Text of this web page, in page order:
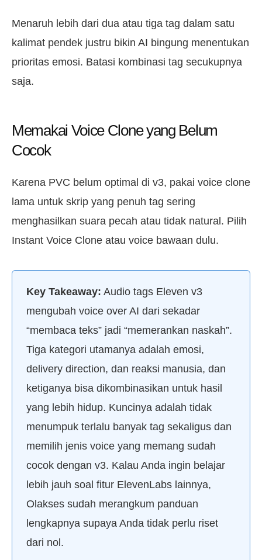
Menaruh lebih dari dua atau tiga tag dalam satu
kalimat pendek justru bikin AI bingung menentukan
prioritas emosi. Batasi kombinasi tag secukupnya
saja.
Memakai Voice Clone yang Belum
Cocok
Karena PVC belum optimal di v3, pakai voice clone
lama untuk skrip yang penuh tag sering
menghasilkan suara pecah atau tidak natural. Pilih
Instant Voice Clone atau voice bawaan dulu.
Key Takeaway: Audio tags Eleven v3
mengubah voice over AI dari sekadar
“membaca teks” jadi “memerankan naskah”.
Tiga kategori utamanya adalah emosi,
delivery direction, dan reaksi manusia, dan
ketiganya bisa dikombinasikan untuk hasil
yang lebih hidup. Kuncinya adalah tidak
menumpuk terlalu banyak tag sekaligus dan
memilih jenis voice yang memang sudah
cocok dengan v3. Kalau Anda ingin belajar
lebih jauh soal fitur ElevenLabs lainnya,
Olakses sudah merangkum panduan
lengkapnya supaya Anda tidak perlu riset
dari nol.